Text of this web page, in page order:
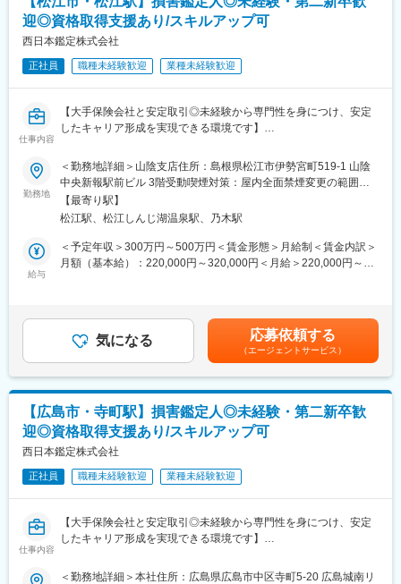
■業務の魅力
数字ノルマや営業活動はなく、専門性を高めながら安定収入・キ
ャリアアップが可能。担当件数や資格取得に応じて収入も増加
変更の範囲：会社の定める業務
▼損害を現地で確認…建物・家財・什器備品・機械設備など
▼関係者へのヒアリング
▼写真や図面で記録
▼損害額を算定
▼鑑定書の作成・保険会社へ提出
損害額の算出や図面作成は事務スタッフがサポート／慣れてきた
ら、案件を多く担当するほど収入にも反映されていきます。
損害鑑定：火災、落雷、爆発、水漏れ等火災新種保険の損害額の
算出をいたします。
自動車事故による損害の調査並びに損害額の算出をいたします。
評価鑑定：工場、ビル、ホテル、学校、神社、仏閣、店舗、家屋
広域災害：台風・水害・地震等の大規模な自然災害発生時には、
全国各地へ鑑定人を派遣いたします。
社者が共に活躍。異業種出身者も多数在籍し、9割以上が未経験か
らのスタートです。
■企業の特徴/魅力
地域随一の規模と実績、大手保険会社からの信頼も厚く、未経験
から専門職を目指し長く働きたい方に最適な職場です。
■業務の魅力
数字ノルマや営業活動はなく、専門性を高めながら安定収入・キ
ャリアアップが可能。担当件数や資格取得に応じて収入も増加
変更の範囲：会社の定める業務
迎◎資格取得支援あり/スキルアップ可
西日本鑑定株式会社
正社員 職種未経験歓迎 業種未経験歓迎
仕事内容
【大手保険会社と安定取引◎未経験から専門性を身につけ、安定
したキャリア形成を実現できる環境です】
□「損害保険登録鑑定人」は、主に火災や自然災害などによる損害
保険の支払いにおいて、中立的な立場で建物や家財の被害状況・
原因を調査し、適正な損害額を算出する業務を担います。
当社の山陰支店(松江市)にて以下業務をお任せ致します。
■業務詳細
□入社後の流れ
取得できています。
資格勉強の合間に先輩社員と現場同行を行い、仕事の進め方も
▼保険会社から依頼を受ける
▼損害を現地で確認…建物・家財・什器備品・機械設備など
▼関係者へのヒアリング
▼写真や図面で記録
▼損害額を算定
▼鑑定書の作成・保険会社へ提出
損害額の算出や図面作成は事務スタッフがサポート／慣れてきた
ら、案件を多く担当するほど収入にも反映されていきます。
損害鑑定：火災、落雷、爆発、水漏れ等火災新種保険の損害額の
勤務地
＜勤務地詳細＞山陰支店住所：島根県松江市伊勢宮町519-1 山陰
中央新報駅前ビル 3階受動喫煙対策：屋内全面禁煙変更の範囲：
会社の定める事業所
【最寄り駅】
松江駅、松江しんじ湖温泉駅、乃木駅
給与
＜予定年収＞300万円～500万円＜賃金形態＞月給制＜賃金内訳＞
月額（基本給）：220,000円～320,000円＜月給＞220,000円～
年2回※業績による・昇給：年1回モデル年収例年収470万円 ／ 32
歳 経験2年 ／月給28万円＋手当＋賞与（鑑定人3級）賃金はあく
までも目安の金額であり、選考を通じて上下する可能性がありま
す。月給(月額)は固定手当を含めた表記です。
気になる 応募依頼する
（エージェントサービス）
【広島市・寺町駅】損害鑑定人◎未経験・第二新卒歓
迎◎資格取得支援あり/スキルアップ可
西日本鑑定株式会社
正社員 職種未経験歓迎 業種未経験歓迎
仕事内容
【大手保険会社と安定取引◎未経験から専門性を身につけ、安定
したキャリア形成を実現できる環境です】
□「損害保険登録鑑定人」は、主に火災や自然災害などによる損害
＜勤務地詳細＞本社住所：広島県広島市中区寺町5-20 広島城南リ